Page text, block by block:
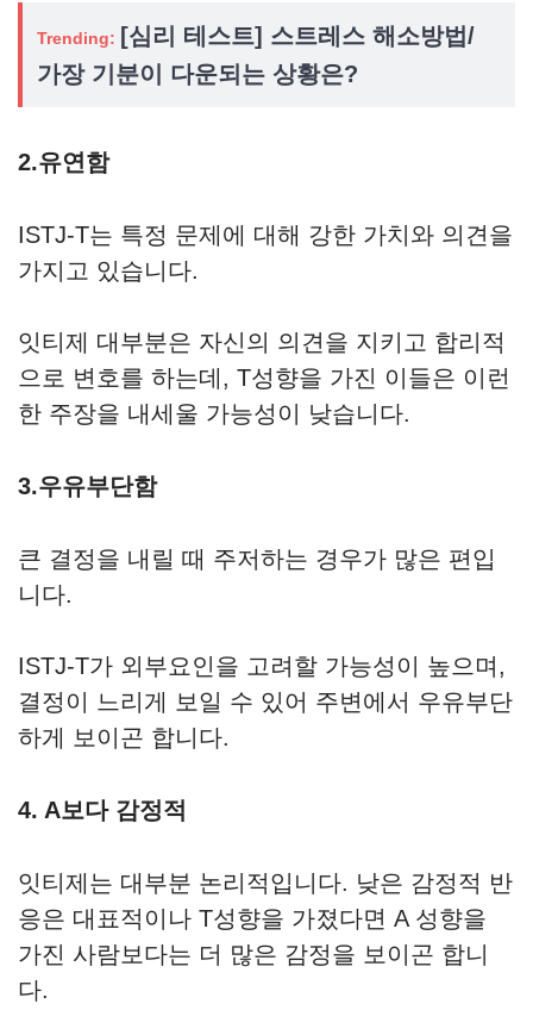
Trending: [심리 테스트] 스트레스 해소방법/
가장 기분이 다운되는 상황은?
2.유연함
ISTJ-T는 특정 문제에 대해 강한 가치와 의견을
가지고 있습니다.
잇티제 대부분은 자신의 의견을 지키고 합리적
으로 변호를 하는데, T성향을 가진 이들은 이런
한 주장을 내세울 가능성이 낮습니다.
3.우유부단함
큰 결정을 내릴 때 주저하는 경우가 많은 편입
니다.
ISTJ-T가 외부요인을 고려할 가능성이 높으며,
결정이 느리게 보일 수 있어 주변에서 우유부단
하게 보이곤 합니다.
4. A보다 감정적
잇티제는 대부분 논리적입니다. 낮은 감정적 반
응은 대표적이나 T성향을 가졌다면 A 성향을
가진 사람보다는 더 많은 감정을 보이곤 합니
다.